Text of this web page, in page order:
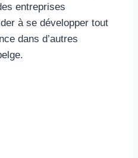
entreprises
à se développer tout
dans d’autres